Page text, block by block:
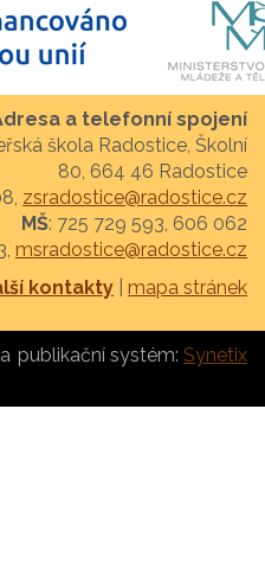
a telefonní spojení
škola Radostice, Školní
80, 664 46 Radostice
zsradostice@radostice.cz
MŠ: 725 729 593, 606 062
msradostice@radostice.cz
kontakty
mapa stránek
publikační systém: Synetix